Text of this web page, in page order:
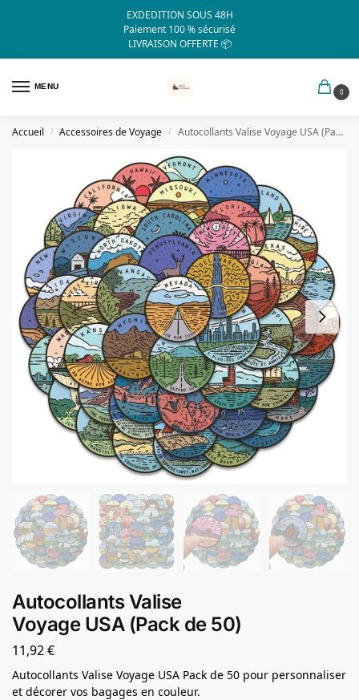
EXDEDITION SOUS 48H
Paiement 100 % sécurisé
LIVRAISON OFFERTE 📦
MENU
0
Accueil / Accessoires de Voyage / Autocollants Valise Voyage USA (Pack de 50)
Autocollants Valise
Voyage USA (Pack de 50)
11,92€
Autocollants Valise Voyage USA Pack de 50 pour personnaliser
et décorer vos bagages en couleur.